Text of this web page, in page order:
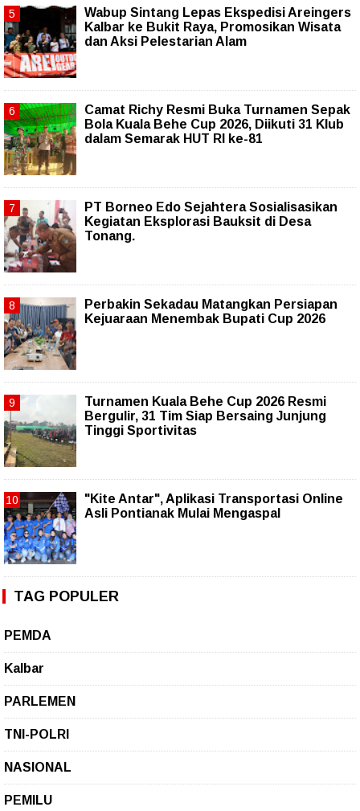
Wabup Sintang Lepas Ekspedisi Areingers
Kalbar ke Bukit Raya, Promosikan Wisata
dan Aksi Pelestarian Alam
Camat Richy Resmi Buka Turnamen Sepak
Bola Kuala Behe Cup 2026, Diikuti 31 Klub
dalam Semarak HUT RI ke-81
PT Borneo Edo Sejahtera Sosialisasikan
Kegiatan Eksplorasi Bauksit di Desa
Tonang.
Perbakin Sekadau Matangkan Persiapan
Kejuaraan Menembak Bupati Cup 2026
Turnamen Kuala Behe Cup 2026 Resmi
Bergulir, 31 Tim Siap Bersaing Junjung
Tinggi Sportivitas
"Kite Antar", Aplikasi Transportasi Online
Asli Pontianak Mulai Mengaspal
TAG POPULER
PEMDA
Kalbar
PARLEMEN
TNI-POLRI
NASIONAL
PEMILU